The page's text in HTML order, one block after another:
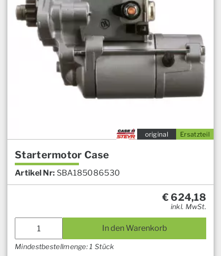
Ersatzteil
original
Startermotor Case
Artikel Nr: SBA185086530
€624,18
inkl. MwSt.
In den Warenkorb
Mindestbestellmenge: 1 Stück